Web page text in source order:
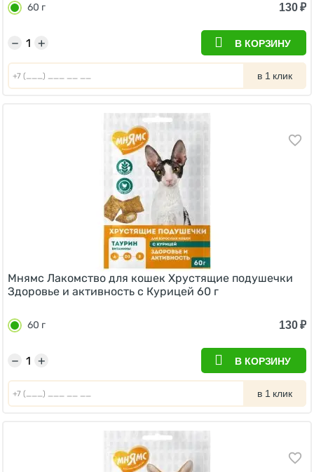
60 г 130₽
+
− В КОРЗИНУ
в 1 клик
Мнямс Лакомство для кошек Хрустящие подушечки
Здоровье и активность с Курицей 60 г
60 г 130₽
+
− В КОРЗИНУ
в 1 клик